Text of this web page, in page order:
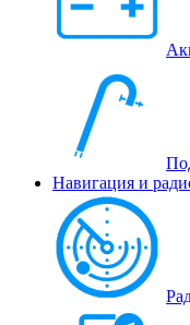
Навигация и